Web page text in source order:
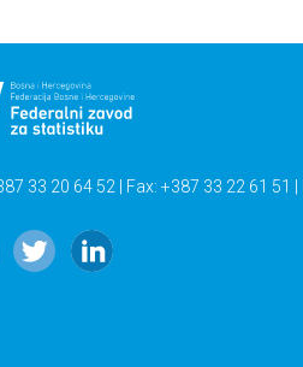
33 20 64 52 | Fax: +387 33 22 61 51 |